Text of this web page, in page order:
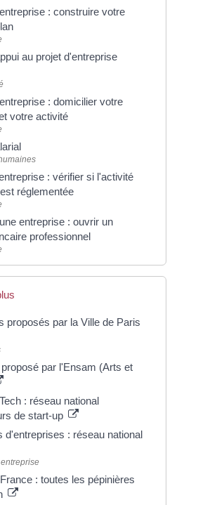
: construire votre
au projet d'entreprise
: domicilier votre
votre activité
: vérifier si l'activité
réglementée
entreprise : ouvrir un
professionnel
proposés par la Ville de Paris
par l'Ensam (Arts et
: réseau national
de start-up
d'entreprises : réseau national
: toutes les pépinières